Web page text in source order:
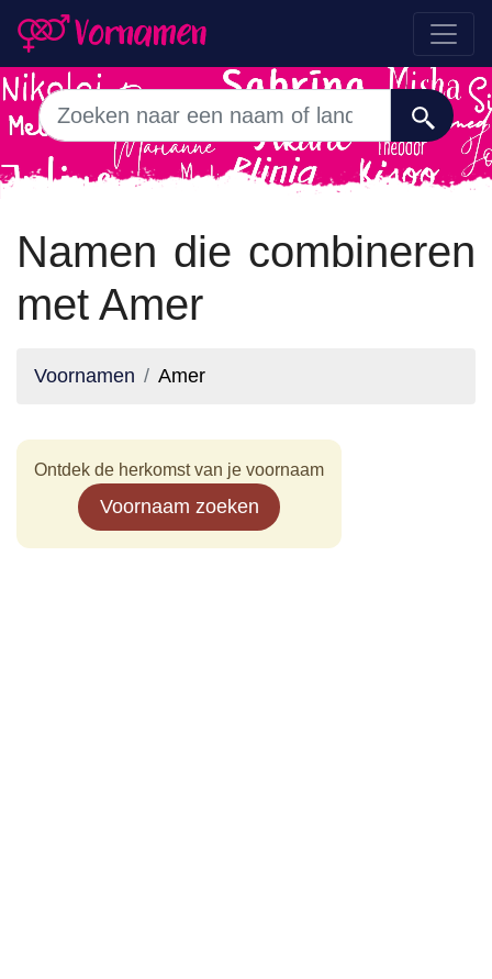
Namen die combineren
met Amer
Voornamen Amer
Ontdek de herkomst van je voornaam
Voornaam zoeken